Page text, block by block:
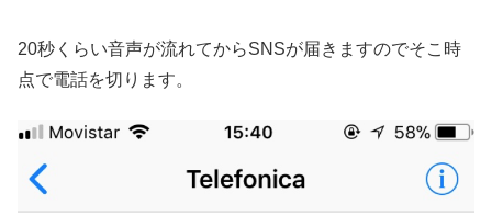
20秒くらい音声が流れてからSNSが届きますのでそこ時
点で電話を切ります。